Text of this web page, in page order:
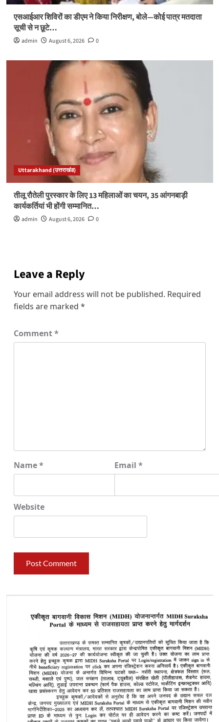
एसआईआर शिविरों का डीएम ने किया निरीक्षण, बोले—कोई पात्र मतदाता
सूची से न छूटे…
admin August 6, 2026 0
Uttarakhand (उत्तराखंड)
तीलू रौतेली पुरस्कार के लिए 13 महिलाओं का चयन, 35 आंगनबाड़ी
कार्यकर्तियां भी होंगी सम्मानित…
admin August 6, 2026 0
Leave a Reply
Your email address will not be published. Required
fields are marked *
Comment*
Name* Email *
Website